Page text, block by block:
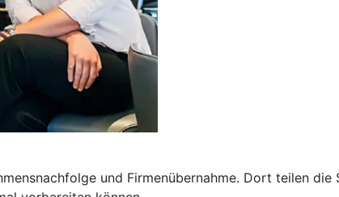
und Firmenübernahme. Dort teilen